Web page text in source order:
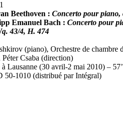
Beethoven : Concerto pour piano,
Emanuel Bach : Concerto pour
43/4, H. 474
(piano), Orchestre de chambre
Péter Csaba (direction)
à Lausanne (30 avril-2 mai 2010) –
50-1010 (distribué par Intégral)